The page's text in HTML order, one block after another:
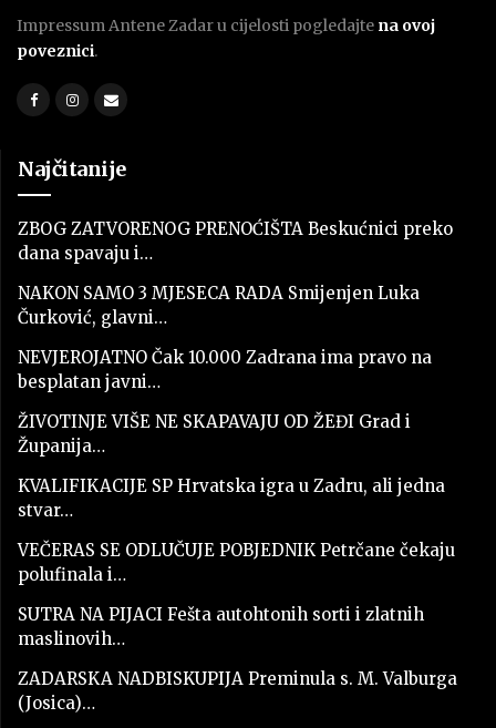
Impressum Antene Zadar u cijelosti pogledajte na ovoj
poveznici.
Najčitanije
ZBOG ZATVORENOG PRENOĆIŠTA Beskućnici preko
dana spavaju i…
NAKON SAMO 3 MJESECA RADA Smijenjen Luka
Čurković, glavni…
NEVJEROJATNO Čak 10.000 Zadrana ima pravo na
besplatan javni…
ŽIVOTINJE VIŠE NE SKAPAVAJU OD ŽEĐI Grad i
Županija…
KVALIFIKACIJE SP Hrvatska igra u Zadru, ali jedna
stvar…
VEČERAS SE ODLUČUJE POBJEDNIK Petrčane čekaju
polufinala i…
SUTRA NA PIJACI Fešta autohtonih sorti i zlatnih
maslinovih…
ZADARSKA NADBISKUPIJA Preminula s. M. Valburga
(Josica)…